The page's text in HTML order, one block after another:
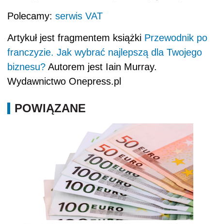
Polecamy: serwis VAT
Artykuł jest fragmentem książki Przewodnik po
franczyzie. Jak wybrać najlepszą dla Twojego
biznesu? Autorem jest Iain Murray.
Wydawnictwo Onepress.pl
POWIĄZANE